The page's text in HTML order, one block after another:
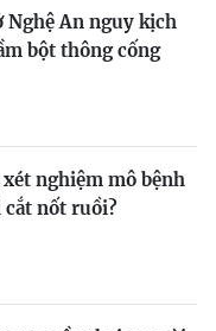
Nghệ An nguy kịch
bột thông cống
xét nghiệm mô bệnh
cắt nốt ruồi?